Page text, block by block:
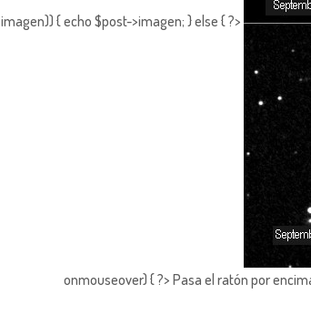
imagen)) { echo $post->imagen; } else { ?>
onmouseover) { ?> Pasa el ratón por